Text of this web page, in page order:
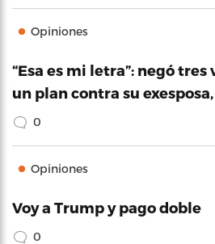
Opiniones
“Esa es mi letra”: negó
un plan contra su
0
Opiniones
Voy a Trump y pago doble
0